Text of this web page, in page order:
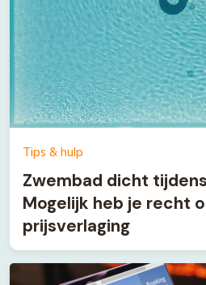
Tips & hulp
Zwembad dicht
Mogelijk heb je recht
prijsverlaging